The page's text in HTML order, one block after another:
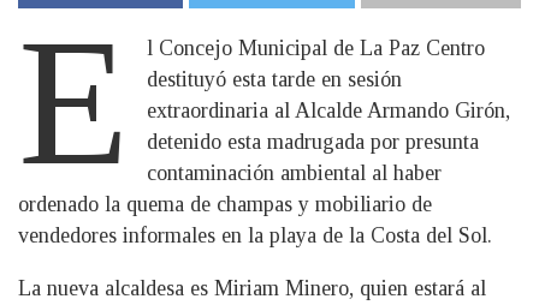
E
l Concejo Municipal de La Paz Centro
destituyó esta tarde en sesión
extraordinaria al Alcalde Armando Girón,
detenido esta madrugada por presunta
contaminación ambiental al haber
ordenado la quema de champas y mobiliario de
vendedores informales en la playa de la Costa del Sol.
La nueva alcaldesa es Miriam Minero, quien estará al